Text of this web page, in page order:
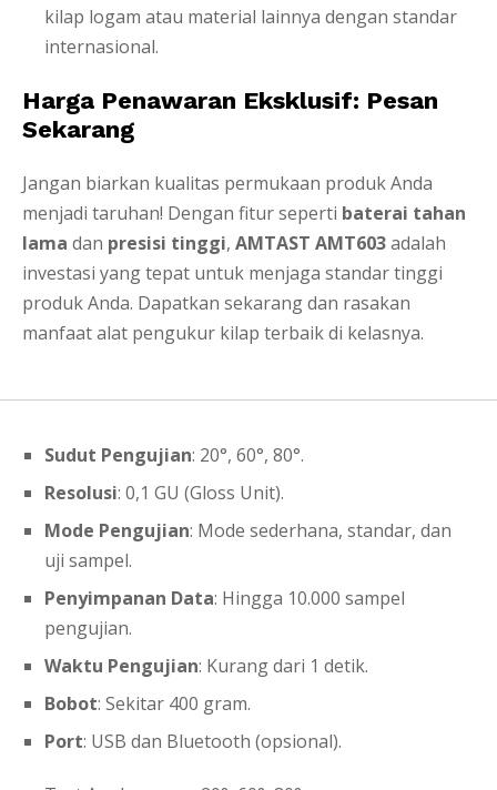
kilap logam atau material lainnya dengan standar
internasional.
Harga Penawaran Eksklusif: Pesan
Sekarang
Jangan biarkan kualitas permukaan produk Anda
menjadi taruhan! Dengan fitur seperti baterai tahan
lama dan presisi tinggi, AMTAST AMT603adalah
investasi yang tepat untuk menjaga standar tinggi
produk Anda. Dapatkan sekarang dan rasakan
manfaat alat pengukur kilap terbaik di kelasnya.
Sudut Pengujian: 20°, 60°, 80°.
Resolusi: 0,1 GU (Gloss Unit).
Mode Pengujian: Mode sederhana, standar, dan
uji sampel.
Penyimpanan Data: Hingga 10.000 sampel
pengujian.
Waktu Pengujian: Kurang dari 1 detik.
Bobot: Sekitar 400 gram.
Port: USB dan Bluetooth (opsional).